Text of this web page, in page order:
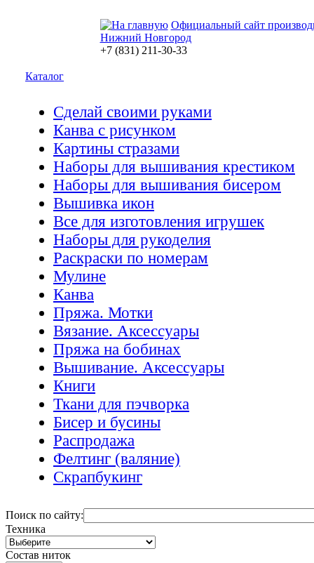
Официальный сайт
Нижний Новгород
+7 (831) 211-30-33
Каталог
Сделай своими руками
Канва с рисунком
Картины стразами
Наборы для вышивания крестиком
Наборы для вышивания бисером
Вышивка икон
Все для изготовления игрушек
Наборы для рукоделия
Раскраски по номерам
Мулине
Канва
Пряжа. Мотки
Вязание. Аксессуары
Пряжа на бобинах
Вышивание. Аксессуары
Книги
Ткани для пэчворка
Бисер и бусины
Распродажа
Фелтинг (валяние)
Скрапбукинг
Поиск по сайту:
Техника
Состав ниток